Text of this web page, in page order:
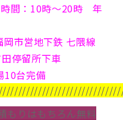
間：10時～20時 年
市営地下鉄 七隈線
停留所下車
10台完備
りはもちろん無料